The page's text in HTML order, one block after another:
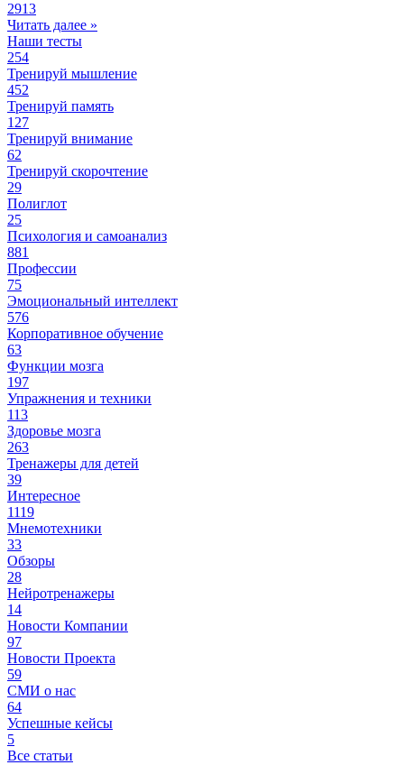
2913
Читать далее »
Наши тесты
254
Тренируй мышление
452
Тренируй память
127
Тренируй внимание
62
Тренируй скорочтение
29
Полиглот
25
Психология и самоанализ
881
Профессии
75
Эмоциональный интеллект
576
Корпоративное обучение
63
Функции мозга
197
Упражнения и техники
113
Здоровье мозга
263
Тренажеры для детей
39
Интересное
1119
Мнемотехники
33
Обзоры
28
Нейротренажеры
14
Новости Компании
97
Новости Проекта
59
СМИ о нас
64
Успешные кейсы
5
Все статьи